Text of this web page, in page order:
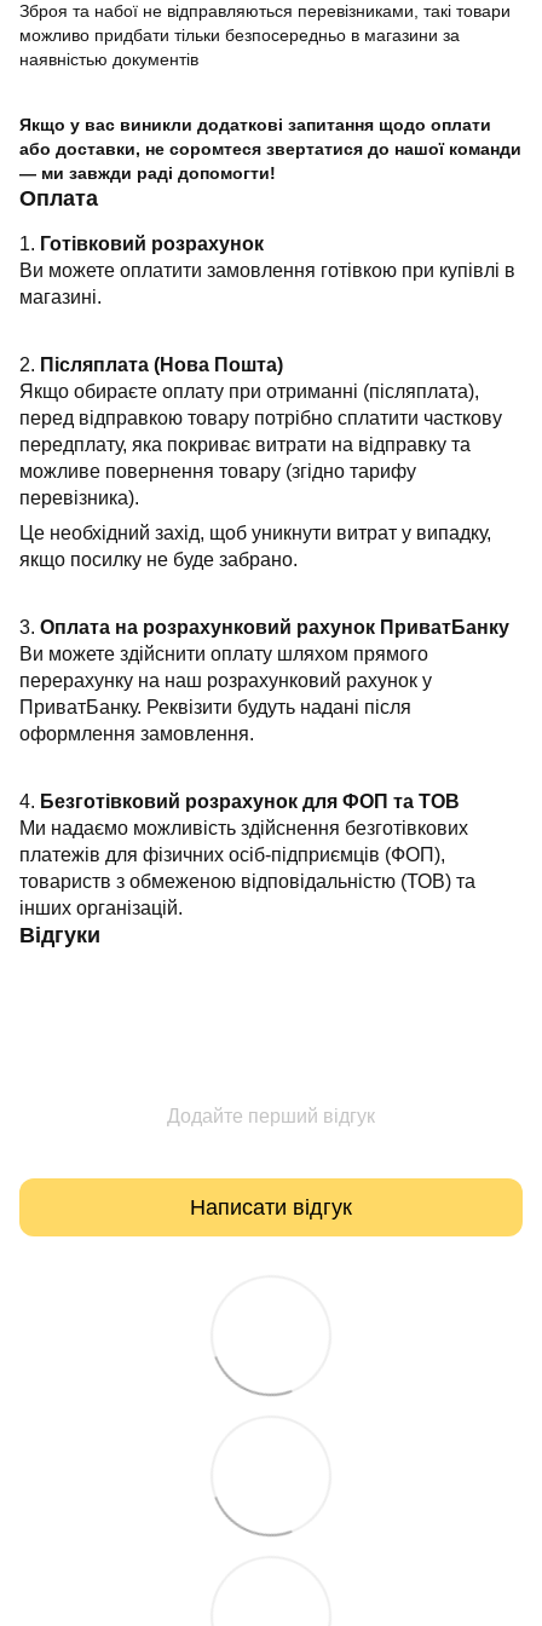
Зброя та набої не відправляються перевізниками, такі товари
можливо придбати тільки безпосередньо в магазини за
наявністью документів
Якщо у вас виникли додаткові запитання щодо оплати
або доставки, не соромтеся звертатися до нашої команди
— ми завжди раді допомогти!
Оплата
1. Готівковий розрахунок
Ви можете оплатити замовлення готівкою при купівлі в
магазині.
2. Післяплата (Нова Пошта)
Якщо обираєте оплату при отриманні (післяплата),
перед відправкою товару потрібно сплатити часткову
передплату, яка покриває витрати на відправку та
можливе повернення товару (згідно тарифу
перевізника).
Це необхідний захід, щоб уникнути витрат у випадку,
якщо посилку не буде забрано.
3. Оплата на розрахунковий рахунок ПриватБанку
Ви можете здійснити оплату шляхом прямого
перерахунку на наш розрахунковий рахунок у
ПриватБанку. Реквізити будуть надані після
оформлення замовлення.
4. Безготівковий розрахунок для ФОП та ТОВ
Ми надаємо можливість здійснення безготівкових
платежів для фізичних осіб-підприємців (ФОП),
товариств з обмеженою відповідальністю (ТОВ) та
інших організацій.
Відгуки
Додайте перший відгук
Написати відгук